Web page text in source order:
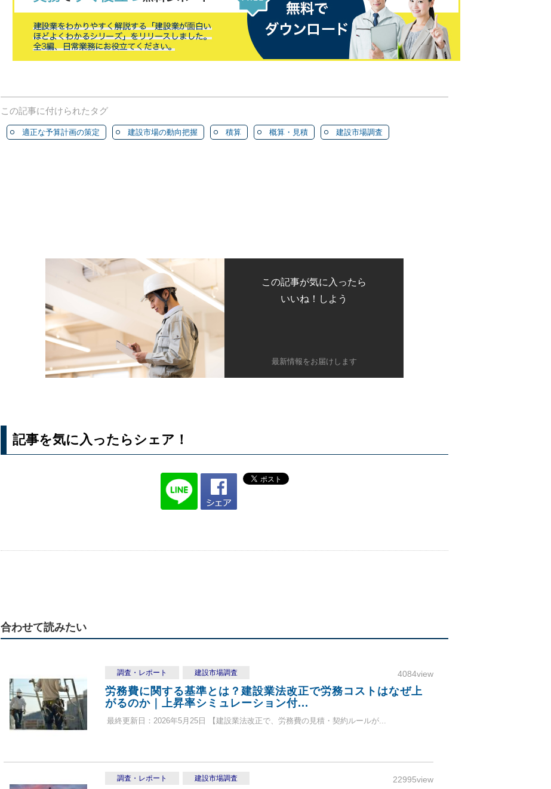
この記事に付けられたタグ
適正な予算計画の策定 建設市場の動向把握 積算 概算・見積 建設市場調査
この記事が気に入ったら
いいね！しよう
最新情報をお届けします
記事を気に入ったらシェア！
合わせて読みたい
調査・レポート 建設市場調査 4084view
労務費に関する基準とは？建設業法改正で労務コストはなぜ上
がるのか｜上昇率シミュレーション付...
最終更新日：2026年5月25日 【建設業法改正で、労務費の見積・契約ルールが...
調査・レポート 建設市場調査 22995view